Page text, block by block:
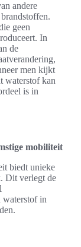
andere
geen
In
de
men kijkt
waterstof kan
is in
mobiliteit
biedt unieke
Dit verlegt de
in